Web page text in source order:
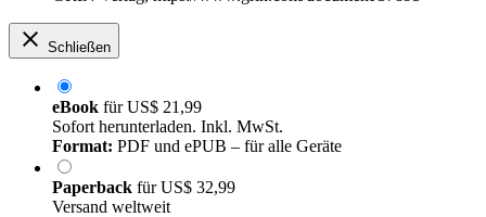
Schließen
eBook fürUS$ 21,99
Sofort herunterladen. Inkl. MwSt.
Format: PDF und ePUB – für alle Geräte
Paperback fürUS$ 32,99
Versand weltweit